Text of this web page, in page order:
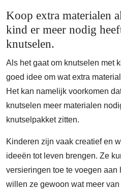
Koop extra materialen
kind er meer nodig
knutselen.
Als het gaat om knutselen met
goed idee om wat extra
Het kan namelijk voorkomen
knutselen meer materialen
knutselpakket zitten.
Kinderen zijn vaak creatief en
ideeën tot leven brengen. Ze
versieringen toe te voegen aan
willen ze gewoon wat meer